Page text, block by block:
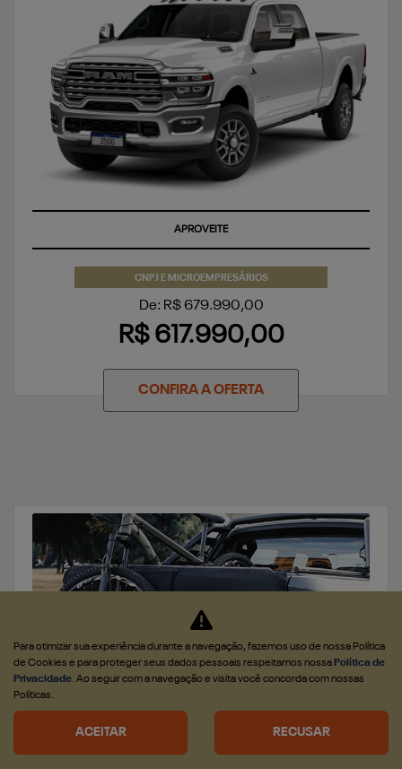
APROVEITE
CNPJ E MICROEMPRESÁRIOS
De: R$ 679.990,00
R$ 617.990,00
CONFIRA A OFERTA
Para otimizar sua experiência durante a navegação, fazemos uso de nossa Política
de Cookies e para proteger seus dados pessoais respeitamos nossa Política de
Privacidade. Ao seguir com a navegação e visita você concorda com nossas
Políticas.
ACEITAR RECUSAR